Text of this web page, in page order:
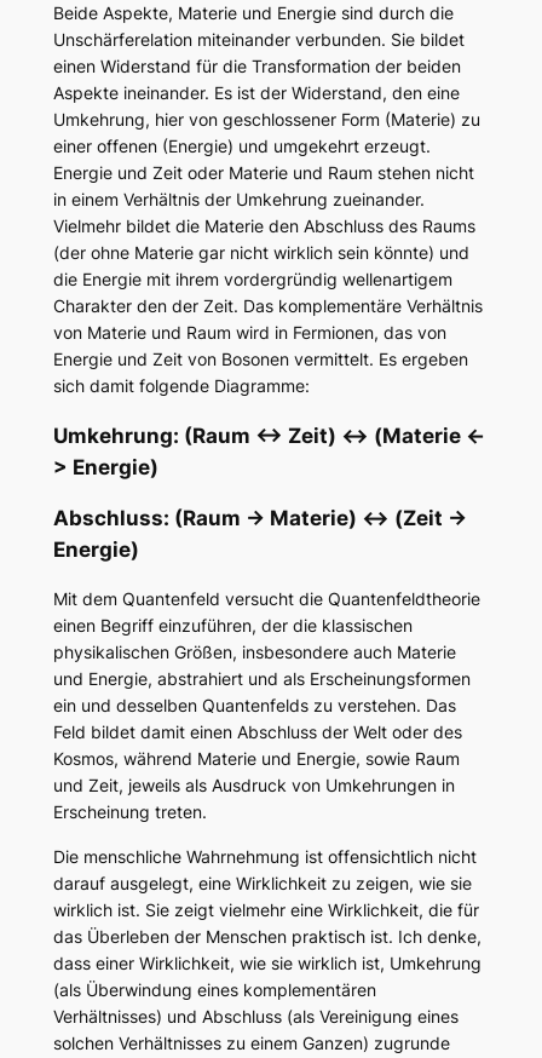
Beide Aspekte, Materie und Energie sind durch die
Unschärferelation miteinander verbunden. Sie bildet
einen Widerstand für die Transformation der beiden
Aspekte ineinander. Es ist der Widerstand, den eine
Umkehrung, hier von geschlossener Form (Materie) zu
einer offenen (Energie) und umgekehrt erzeugt.
Energie und Zeit oder Materie und Raum stehen nicht
in einem Verhältnis der Umkehrung zueinander.
Vielmehr bildet die Materie den Abschluss des Raums
(der ohne Materie gar nicht wirklich sein könnte) und
die Energie mit ihrem vordergründig wellenartigem
Charakter den der Zeit. Das komplementäre Verhältnis
von Materie und Raum wird in Fermionen, das von
Energie und Zeit von Bosonen vermittelt. Es ergeben
sich damit folgende Diagramme:
Umkehrung: (Raum <-> Zeit) <-> (Materie <-
> Energie)
Abschluss: (Raum -> Materie) <-> (Zeit ->
Energie)
Mit dem Quantenfeld versucht die Quantenfeldtheorie
einen Begriff einzuführen, der die klassischen
physikalischen Größen, insbesondere auch Materie
und Energie, abstrahiert und als Erscheinungsformen
ein und desselben Quantenfelds zu verstehen. Das
Feld bildet damit einen Abschluss der Welt oder des
Kosmos, während Materie und Energie, sowie Raum
und Zeit, jeweils als Ausdruck von Umkehrungen in
Erscheinung treten.
Die menschliche Wahrnehmung ist offensichtlich nicht
darauf ausgelegt, eine Wirklichkeit zu zeigen, wie sie
wirklich ist. Sie zeigt vielmehr eine Wirklichkeit, die für
das Überleben der Menschen praktisch ist. Ich denke,
dass einer Wirklichkeit, wie sie wirklich ist, Umkehrung
(als Überwindung eines komplementären
Verhältnisses) und Abschluss (als Vereinigung eines
solchen Verhältnisses zu einem Ganzen) zugrunde